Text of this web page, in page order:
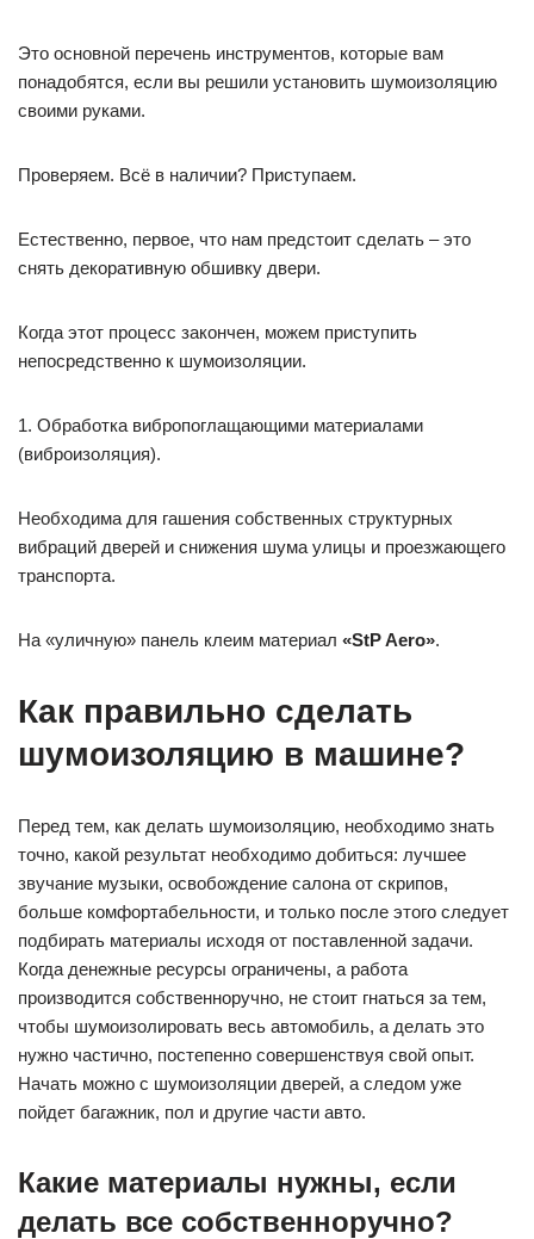
Это основной перечень инструментов, которые вам
понадобятся, если вы решили установить шумоизоляцию
своими руками.
Проверяем. Всё в наличии? Приступаем.
Естественно, первое, что нам предстоит сделать – это
снять декоративную обшивку двери.
Когда этот процесс закончен, можем приступить
непосредственно к шумоизоляции.
1. Обработка вибропоглащающими материалами
(виброизоляция).
Необходима для гашения собственных структурных
вибраций дверей и снижения шума улицы и проезжающего
транспорта.
На «уличную» панель клеим материал «StP Aero».
Как правильно сделать
шумоизоляцию в машине?
Перед тем, как делать шумоизоляцию, необходимо знать
точно, какой результат необходимо добиться: лучшее
звучание музыки, освобождение салона от скрипов,
больше комфортабельности, и только после этого следует
подбирать материалы исходя от поставленной задачи.
Когда денежные ресурсы ограничены, а работа
производится собственноручно, не стоит гнаться за тем,
чтобы шумоизолировать весь автомобиль, а делать это
нужно частично, постепенно совершенствуя свой опыт.
Начать можно с шумоизоляции дверей, а следом уже
пойдет багажник, пол и другие части авто.
Какие материалы нужны, если
делать все собственноручно?